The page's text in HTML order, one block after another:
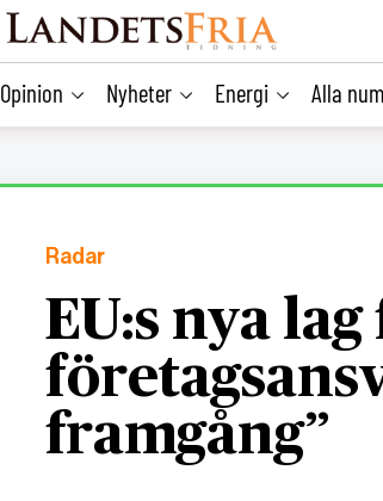
Opinion Nyheter Energi Alla
Radar
EU:s nya
framgång”